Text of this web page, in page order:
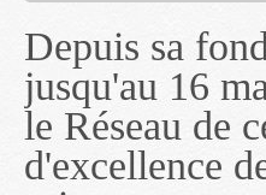
Depuis sa
jusqu'au 16
le Réseau de
d'excellence
MITACS inc.
cette
documents
distribués par
— l'auront
sous le
MITACS
compter du 16